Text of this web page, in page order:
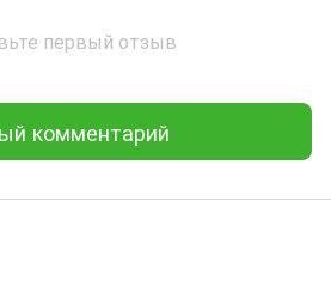
первый отзыв
комментарий